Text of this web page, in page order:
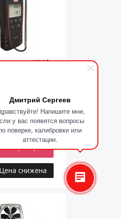
Дмитрий Сергеев
Напишите мне,
у вас появятся вопросы
поверке, калибровки или
аттестации.
KIMO
с
струной
руб.
Цена снижена